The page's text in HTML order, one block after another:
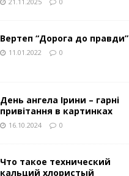
Вертеп “Дорога до правди”
11.01.2022 0
День ангела Ірини – гарні
привітання в картинках
16.10.2024 0
Что такое технический
кальций хлористый